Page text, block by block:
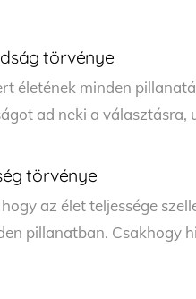
törvénye
életének minden
ad neki a választásra,
törvénye
az élet teljessége
pillanatban. Csakhogy